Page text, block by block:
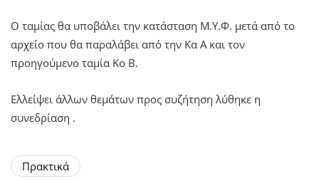
Ο ταμίας θα υποβάλει την κατάσταση Μ.Υ.Φ. μετά από το
αρχείο που θα παραλάβει από την Κα Α και τον
προηγούμενο ταμία Κο Β.
Ελλείψει άλλων θεμάτων προς συζήτηση λύθηκε η
συνεδρίαση .
Πρακτικά